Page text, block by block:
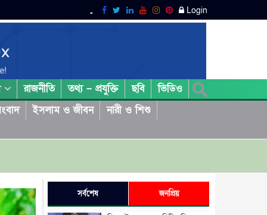
Login
রাজনীতি তথ্য – প্রযুক্তি ছবি
ভিডিও
ইসলাম ও জীবন
নারী ও শিশু
সর্বশেষ জনপ্রিয়